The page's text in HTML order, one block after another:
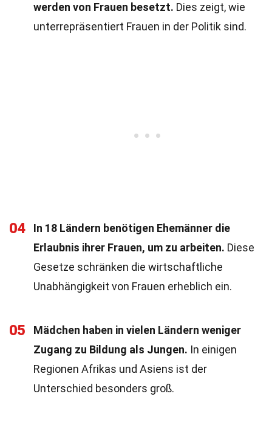
werden von Frauen besetzt. Dies zeigt, wie
unterrepräsentiert Frauen in der Politik sind.
04
In 18 Ländern benötigen Ehemänner die
Erlaubnis ihrer Frauen, um zu arbeiten. Diese
Gesetze schränken die wirtschaftliche
Unabhängigkeit von Frauen erheblich ein.
05
Mädchen haben in vielen Ländern weniger
Zugang zu Bildung als Jungen. In einigen
Regionen Afrikas und Asiens ist der
Unterschied besonders groß.